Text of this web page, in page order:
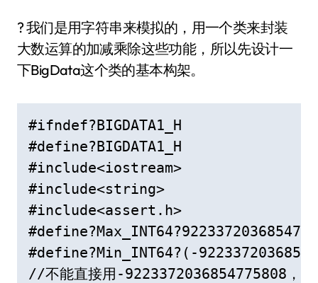
? 我们是用字符串来模拟的，用一个类来封装
大数运算的加减乘除这些功能，所以先设计一
下BigData这个类的基本构架。
#ifndef?BIGDATA1_H
#define?BIGDATA1_H
#include<iostream>
#include<string>
#include<assert.h>
#define?Min_INT64?(-
//不能直接用-9223372036854775808，当